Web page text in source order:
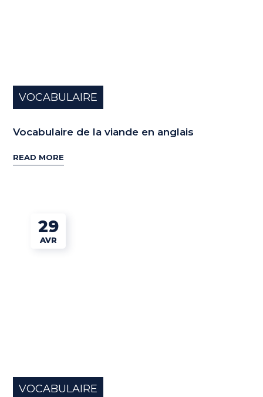
VOCABULAIRE
Vocabulaire de la viande en anglais
READ MORE
29
AVR
VOCABULAIRE